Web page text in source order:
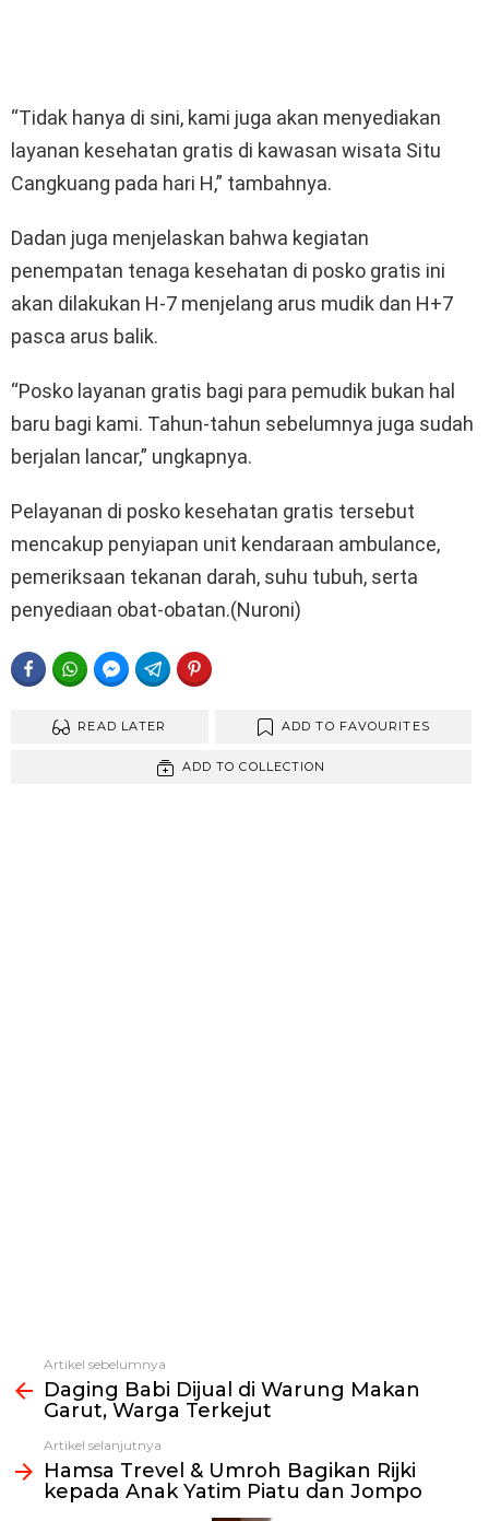
“Tidak hanya di sini, kami juga akan menyediakan
layanan kesehatan gratis di kawasan wisata Situ
Cangkuang pada hari H,” tambahnya.
Dadan juga menjelaskan bahwa kegiatan
penempatan tenaga kesehatan di posko gratis ini
akan dilakukan H-7 menjelang arus mudik dan H+7
pasca arus balik.
“Posko layanan gratis bagi para pemudik bukan hal
baru bagi kami. Tahun-tahun sebelumnya juga sudah
berjalan lancar,” ungkapnya.
Pelayanan di posko kesehatan gratis tersebut
mencakup penyiapan unit kendaraan ambulance,
pemeriksaan tekanan darah, suhu tubuh, serta
penyediaan obat-obatan.(Nuroni)
FACEBOOKWHATSAPPFACEBOOK MESSENGER
TELEGRAM
READ LATER ADD TO FAVOURITES
ADD TO COLLECTION
Lihat
selengkapnya
Artikel sebelumnya
Daging Babi Dijual di Warung Makan
Garut, Warga Terkejut
Artikel selanjutnya
Hamsa Trevel & Umroh Bagikan Rijki
kepada Anak Yatim Piatu dan Jompo